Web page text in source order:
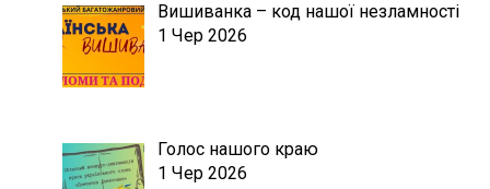
Вишиванка – код нашої незламності
1 Чер 2026
Голос нашого краю
1 Чер 2026